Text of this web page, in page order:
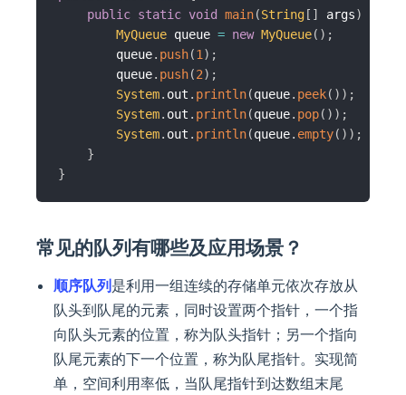
public static void main(String [ ] args)
MyQueue queue = new MyQueue( ) ;
        queue
. push(1 ) ;
        queue
. push(2) ;
System. out . println(queue. peek( ) ) ;
System. out . println(queue. pop( ) ) ;
System. out . println(queue. empty( ) ) ;
}
}
常见的队列有哪些及应用场景？
顺序队列是利用一组连续的存储单元依次存放从
队头到队尾的元素，同时设置两个指针，一个指
向队头元素的位置，称为队头指针；另一个指向
队尾元素的下一个位置，称为队尾指针。实现简
单，空间利用率低，当队尾指针到达数组末尾